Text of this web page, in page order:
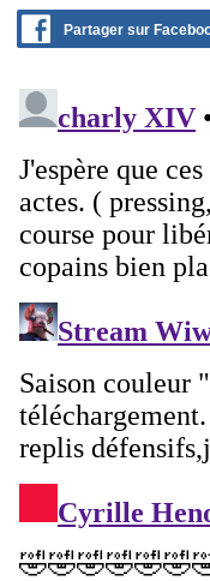
Partager sur